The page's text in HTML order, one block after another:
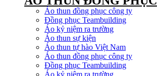
Áo thun đồng phục công ty
Đồng phục Teambuilding
Áo kỷ niệm ra trường
Áo thun sự kiện
Áo thun tự hào Việt Nam
Áo thun đồng phục công ty
Đồng phục Teambuilding
Áo kỷ niệm ra trường